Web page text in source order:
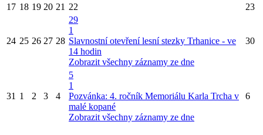
17 18 19 20 21 22 23
24 25 26 27 28
29
1
Slavnostní otevření lesní stezky Trhanice - ve
14 hodin
Zobrazit všechny záznamy ze dne
30
31 1 2 3 4
5
1
Pozvánka: 4. ročník Memoriálu Karla Trcha v
malé kopané
Zobrazit všechny záznamy ze dne
6